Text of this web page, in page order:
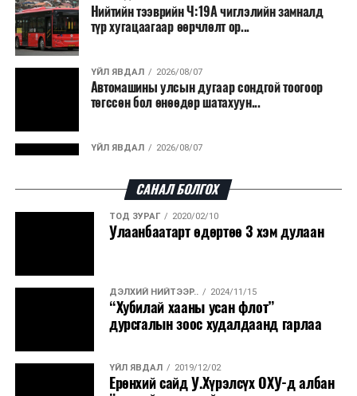
зэрэг улс лаг хатаах, шатаах технологийг ашиглаж
байна. Тухайлбал, Германд лаг шатаах үйлдвэрээс
гарсан үнснээс фосфор сэргээн авах технологи
ашигладаг бол Нидерландад төвлөрсөн лаг
боловсруулах үйлдвэрүүдээр дулаан, цахилгаан
эрчим хүч үйлдвэрлэдэг.
Ийнхүү лаг хатаах, шатаах технологийг лагийн
үйлдвэрлэх, нөөцийг дахин ашиглах чиглэлээр олон
улсад өргөн ашиглаж байна.
Нийтийн тээврийн Ч:19А чиглэлийн замналд
түр хугацаагаар өөрчлөлт ор...
ҮЙЛ ЯВДАЛ 2026/08/07
Автомашины улсын дугаар сондгой тоогоор
төгссөн бол өнөөдөр шатахуун...
ҮЙЛ ЯВДАЛ 2026/08/07
ДЭЛХИЙ НИЙТЭЭР..
“Уралдронзавод” компанийн ерөнхий
ҮЙЛ ЯВДАЛ
Сүхбаатар боомтоор тав хоногт 10 мянга гаруй
тонн АИ-92 автобензин и...
ДЭЛХИЙ НИЙТЭЭР.. 2026/08/06
Вашингтон мужийн ой хээрийн түймрийг
САНАЛ БОЛГОХ
ТОД ЗУРАГ 2020/02/10
Улаанбаатарт өдөртөө 3 хэм дулаан
ДЭЛХИЙ НИЙТЭЭР.. 2024/11/15
“Хубилай хааны усан флот”
дурсгалын зоос худалдаанд гарлаа
ҮЙЛ ЯВДАЛ 2019/12/02
Ерөнхий сайд У.Хүрэлсүх ОХУ-д албан